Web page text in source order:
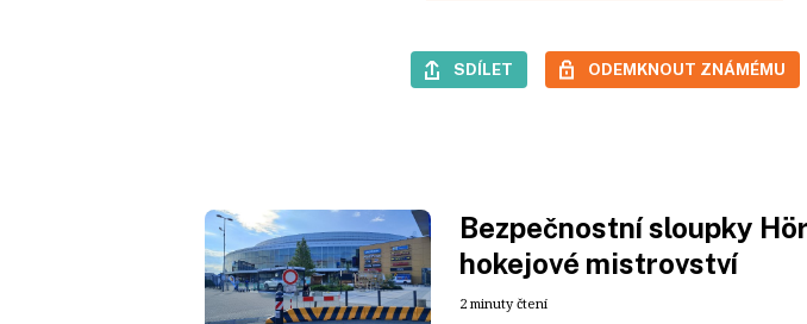
SDÍLET ODEMKNOUT ZNÁMÉMU
Bezpečnostní sloupky
hokejové mistrovství
2 minuty čtení